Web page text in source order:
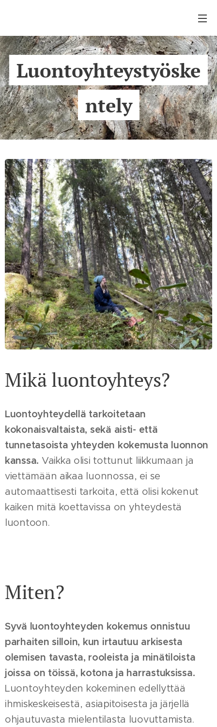
Luontoyhteystyöske
ntely
Mikä luontoyhteys?
Luontoyhteydellä tarkoitetaan
kokonaisvaltaista, sekä aisti- että
tunnetasoista yhteyden kokemusta luonnon
kanssa. Vaikka olisi tottunut liikkumaan ja
viettämään aikaa luonnossa, ei se
automaattisesti tarkoita, että olisi kokenut
kaiken mitä koettavissa on yhteydestä
luontoon.
Miten?
Syvä luontoyhteyden kokemus onnistuu
parhaiten silloin, kun irtautuu arkisesta
olemisen tavasta, rooleista ja minätiloista
joissa on töissä, kotona ja harrastuksissa.
Luontoyhteyden kokeminen edellyttää
ihmiskeskeisestä, asiapitoisesta ja järjellä
ohjautuvasta mielentilasta luovuttamista.